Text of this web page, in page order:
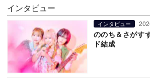
インタビュー
インタビュー
ののち＆さがす
ド結成